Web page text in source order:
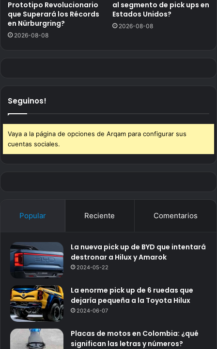
Prototipo Revolucionario
que Superará los Récords
en Nürburgring?
2026-08-08
al segmento de pick ups en
Estados Unidos?
2026-08-08
Seguinos!
Vaya a la página de opciones de Arqam para configurar sus
cuentas sociales.
Popular Reciente Comentarios
La nueva pick up de BYD que intentará
destronar a Hilux y Amarok
2024-05-22
La enorme pick up de 6 ruedas que
dejaría pequeña a la Toyota Hilux
2024-06-07
Placas de motos en Colombia: ¿qué
significan las letras y números?